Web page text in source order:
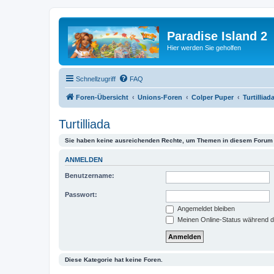
Paradise Island 2
Hier werden Sie geholfen
Schnellzugriff FAQ
Foren-Übersicht Unions-Foren Colper Puper Turtilliada
Turtilliada
Sie haben keine ausreichenden Rechte, um Themen in diesem Forum
ANMELDEN
Benutzername:
Passwort:
Angemeldet bleiben
Meinen Online-Status während
Diese Kategorie hat keine Foren.